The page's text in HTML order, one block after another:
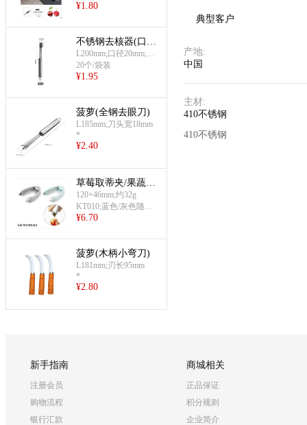
¥1.80
不锈钢去核器(口径
20×L200mm)
L200mm;口径20mm;适
合苹果、雪梨等水果
20个/袋装
¥1.95
菠萝(全钢去眼刀)
L185mm;刀头宽18mm
*
¥2.40
草莓取蒂夹/果蔬去
蒂器(蓝色/灰色随
机发货)
120×46mm;约32g
KT010;蓝色/灰色随机
发货
¥6.70
菠萝(木柄小弯刀)
L181mm;刃长95mm
*
¥2.80
典型客户
产地:
中国
主材:
410不锈钢
410不锈钢
新手指南
注册会员
购物流程
银行汇款
商城相关
正品保证
积分规则
企业简介